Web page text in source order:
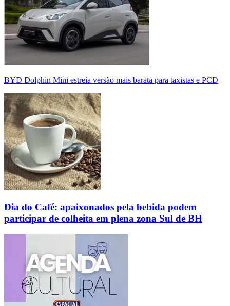
BYD Dolphin Mini estreia versão mais barata para taxistas e PCD
Dia do Café: apaixonados pela bebida podem
participar de colheita em plena zona Sul de BH